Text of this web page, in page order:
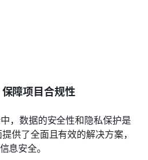
障项目合规性
，数据的安全性和隐私保护是
供了全面且有效的解决方案，
息安全。